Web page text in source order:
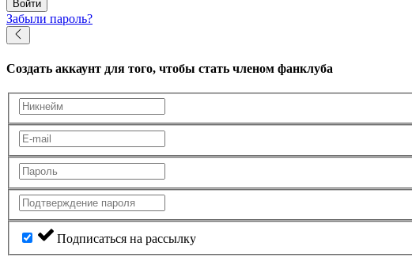
Войти
Забыли пароль?
Создать аккаунт для того, чтобы стать членом фанклуба
Подписаться на рассылку